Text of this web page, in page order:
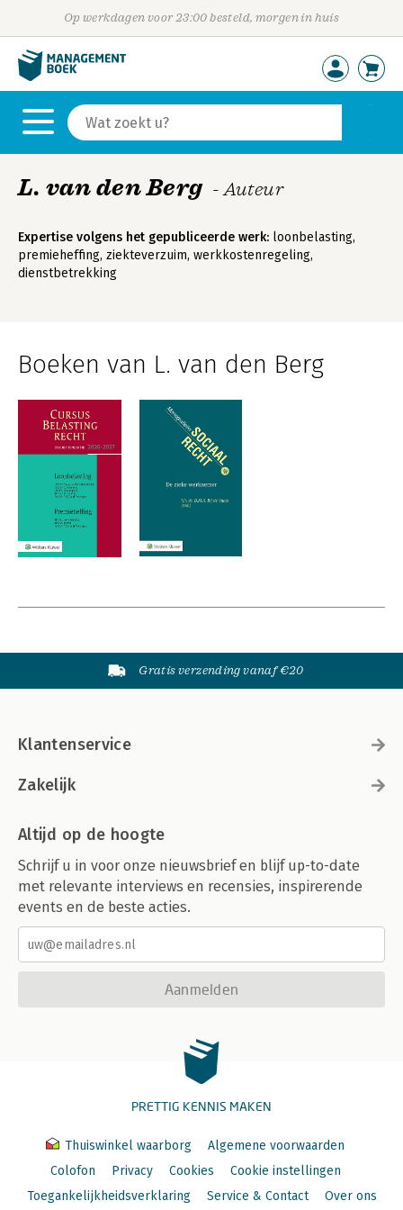
Op werkdagen voor 23:00 besteld, morgen in huis
L. van den Berg - Auteur
Expertise volgens het gepubliceerde werk: loonbelasting,
premieheffing, ziekteverzuim, werkkostenregeling,
dienstbetrekking
Boeken van L. van den Berg
Gratis verzending vanaf €20
Klantenservice
Zakelijk
Altijd op de hoogte
Schrijf u in voor onze nieuwsbrief en blijf up-to-date
met relevante interviews en recensies, inspirerende
events en de beste acties.
Aanmelden
PRETTIG KENNIS MAKEN
Thuiswinkel waarborg
Algemene voorwaarden
Colofon
Privacy Cookies
Cookie instellingen
Toegankelijkheidsverklaring
Service & Contact Over ons